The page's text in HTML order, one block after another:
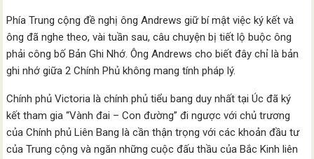
Phía Trung cộng đề nghị ông Andrews giữ bí mật việc ký kết và
ông đã nghe theo, vài tuần sau, câu chuyện bị tiết lộ buộc ông
phải công bố Bản Ghi Nhớ. Ông Andrews cho biết đây chỉ là bản
ghi nhớ giữa 2 Chính Phủ không mang tính pháp lý.
Chính phủ Victoria là chính phủ tiểu bang duy nhất tại Úc đã ký
kết tham gia “Vành đai – Con đường” đi ngược với chủ trương
của Chính phủ Liên Bang là cần thận trọng với các khoản đầu tư
của Trung cộng và ngăn những cuộc đấu thầu của Bắc Kinh liên